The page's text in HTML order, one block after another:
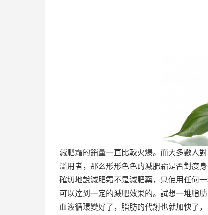
減肥霜的銷量一直比較火爆。而大多數人
濫用者，那么形形色色的減肥霜是否對瘦
確切地說減肥霜不是減肥藥，只使用任何
可以達到一定的減肥效果的。試想一堆脂
血液循環變好了，脂肪的代謝也就加快了